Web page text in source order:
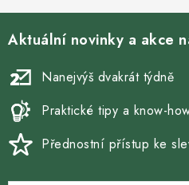
Aktuální novinky a akce
Nanejvýš dvakrát týdně
Praktické tipy a know-
Přednostní přístup ke